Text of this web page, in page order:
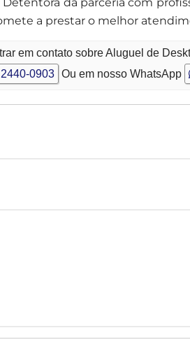
a prestar o melhor
em contato sobre Aluguel de
0903 Ou em nosso WhatsApp